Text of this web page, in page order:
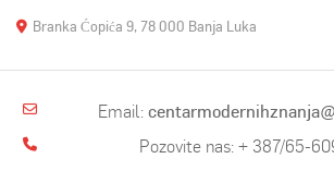
Branka Ćopića 9, 78 000 Banja Luka
Email:
Pozovite nas: + 387/65-